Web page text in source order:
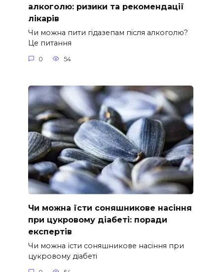
алкоголю: ризики та рекомендації
лікарів
Чи можна пити гідазепам після алкоголю?
Це питання
0 54
Чи можна їсти соняшникове насіння
при цукровому діабеті: поради
експертів
Чи можна їсти соняшникове насіння при
цукровому діабеті